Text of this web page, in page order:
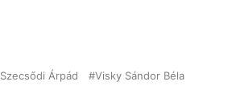
Szecsődi Árpád Visky Sándor Béla